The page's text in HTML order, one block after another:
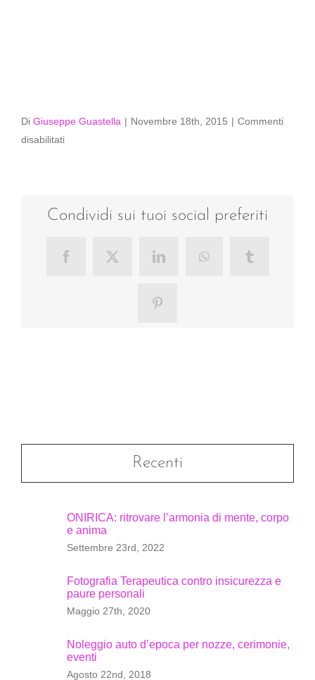
Di Giuseppe Guastella | Novembre 18th, 2015 | Commenti
disabilitatisu
Condividi sui tuoi social preferiti
FacebookX LinkedInWhatsAppTumblr
Pinterest
Recenti
ONIRICA: ritrovare l’armonia di mente, corpo
e anima
Settembre 23rd, 2022
Fotografia Terapeutica contro insicurezza e
paure personali
Maggio 27th, 2020
Noleggio auto d’epoca per nozze, cerimonie,
eventi
Agosto 22nd, 2018